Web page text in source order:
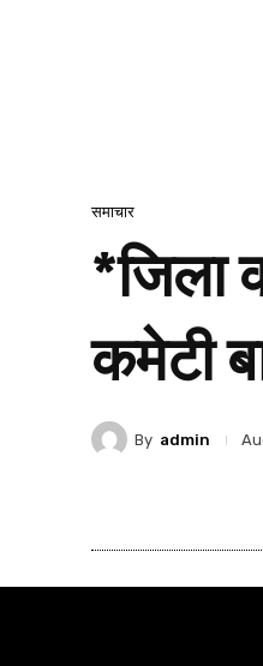
समाचार
*जिला
कमेटी
By admin